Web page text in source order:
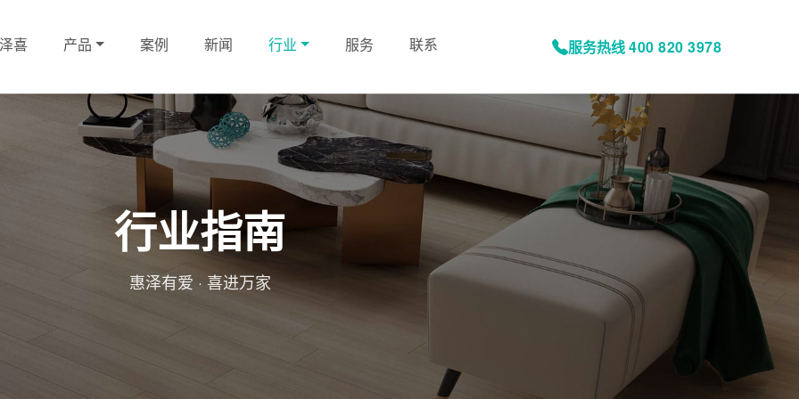
泽喜 产品 案例 新闻 行业 服务 联系 服务热线400 820 3978
行业指南
惠泽有爱 · 喜进万家